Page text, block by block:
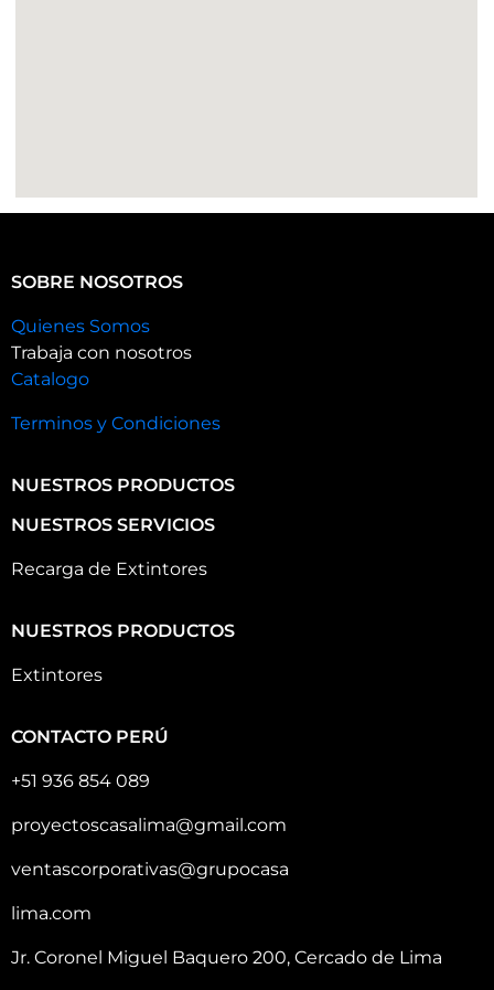
SOBRE NOSOTROS
Quienes Somos
Trabaja con nosotros
Catalogo
Terminos y Condiciones
NUESTROS PRODUCTOS
NUESTROS SERVICIOS
Recarga de Extintores
NUESTROS PRODUCTOS
Extintores
CONTACTO PERÚ
+51 936 854 089
proyectoscasalima@gmail.com
ventascorporativas@grupocasa
lima.com
Jr. Coronel Miguel Baquero 200, Cercado de Lima